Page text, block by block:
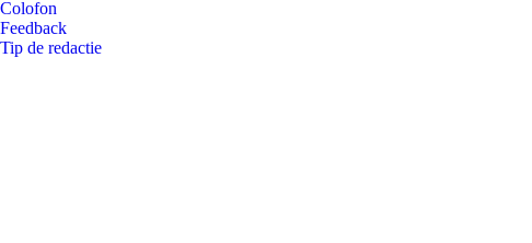
Colofon
Feedback
Tip de redactie